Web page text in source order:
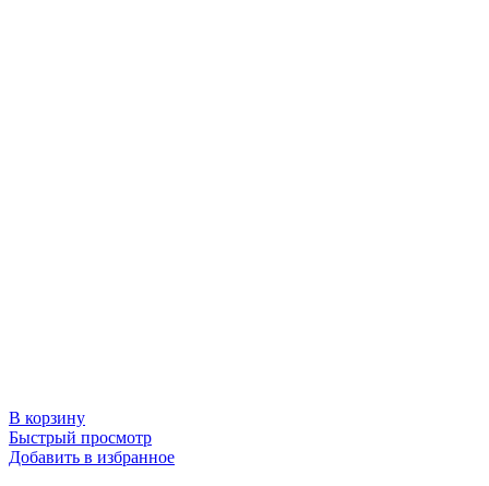
В корзину
Быстрый просмотр
Добавить в избранное